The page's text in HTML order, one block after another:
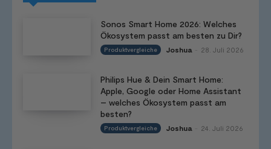
Sonos Smart Home 2026: Welches
Ökosystem passt am besten zu Dir?
Produktvergleiche Joshua 28. Juli 2026
Philips Hue & Dein Smart Home:
Apple, Google oder Home Assistant
– welches Ökosystem passt am
besten?
Produktvergleiche Joshua 24. Juli 2026